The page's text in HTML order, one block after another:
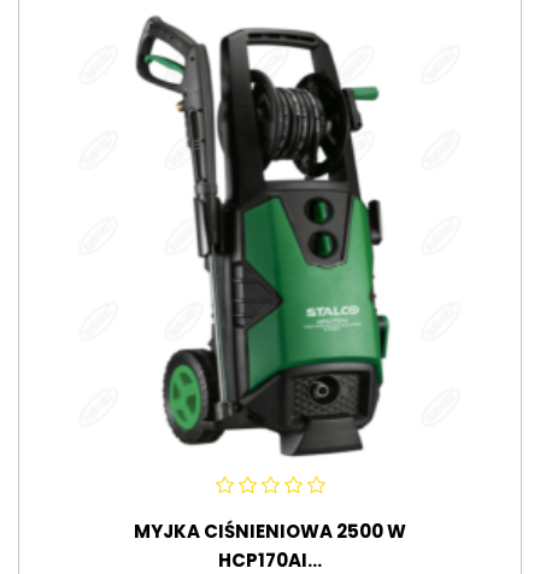
MYJKA CIŚNIENIOWA 2500 W
HCP170AI...